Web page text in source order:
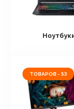
ТОВАРОВ - 53